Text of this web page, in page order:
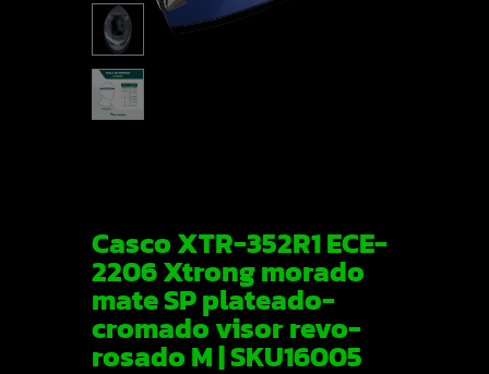
Casco XTR-352R1 ECE-
2206 Xtrong morado
mate SP plateado-
cromado visor revo-
rosado M | SKU16005